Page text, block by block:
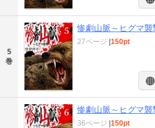
5
巻
惨劇山脈～ヒグマ
27ページ |150pt
惨劇山脈～ヒグマ
36ページ |150pt